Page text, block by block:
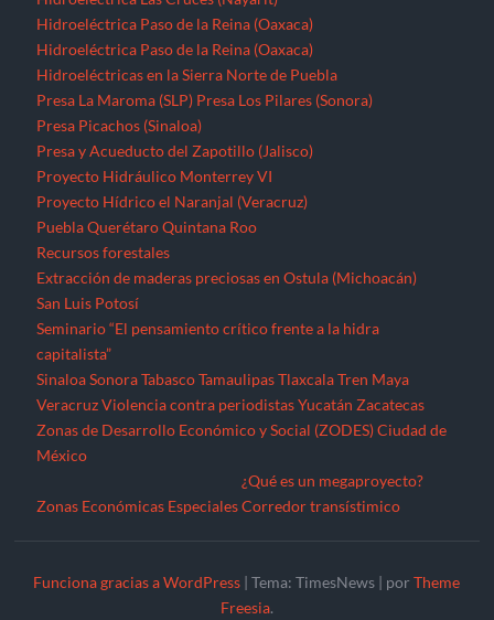
Hidroeléctrica Paso de la Reina (Oaxaca)
Hidroeléctrica Paso de la Reina (Oaxaca)
Hidroeléctricas en la Sierra Norte de Puebla
Presa La Maroma (SLP) Presa Los Pilares (Sonora)
Presa Picachos (Sinaloa)
Presa y Acueducto del Zapotillo (Jalisco)
Proyecto Hidráulico Monterrey VI
Proyecto Hídrico el Naranjal (Veracruz)
Puebla Querétaro Quintana Roo
Recursos forestales
Extracción de maderas preciosas en Ostula (Michoacán)
San Luis Potosí
Seminario “El pensamiento crítico frente a la hidra
capitalista”
Sinaloa Sonora Tabasco Tamaulipas Tlaxcala Tren Maya
Veracruz Violencia contra periodistas Yucatán Zacatecas
Zonas de Desarrollo Económico y Social (ZODES) Ciudad de
México
Zonas Económicas Especiales
¿Qué es un megaproyecto?
Corredor transístimico
Funciona gracias a WordPress |Tema: TimesNews | porTheme
Freesia.